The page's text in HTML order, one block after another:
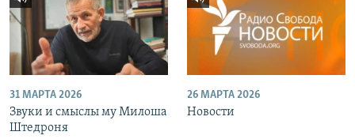
31 МАРТА 2026
Звуки и смыслы му Милоша
Штедроня
26 МАРТА 2026
Новости